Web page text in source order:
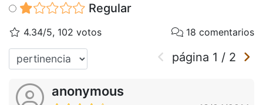
Regular
4.34/5, 102 votos 18 comentarios
página 1 / 2
anonymous